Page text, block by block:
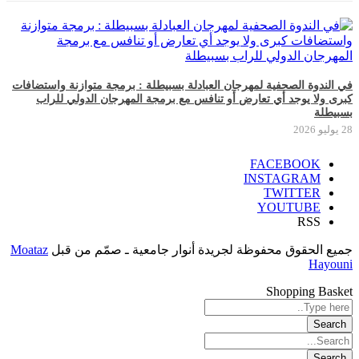
في الندوة الصحفية لمهرجان العبادلة بسبيطلة : برمجة متوازنة واستضافات
كبرى ولا يوجد أي تعارض أو تنافس مع برمجة المهرجان الدولي للراب
بسبيطلة
28 يوليو 2026
FACEBOOK
INSTAGRAM
TWITTER
YOUTUBE
RSS
جميع الحقوق محفوظة لجريدة أنوار جامعية ـ صمّم من قبل Moataz
Hayouni
Shopping Basket